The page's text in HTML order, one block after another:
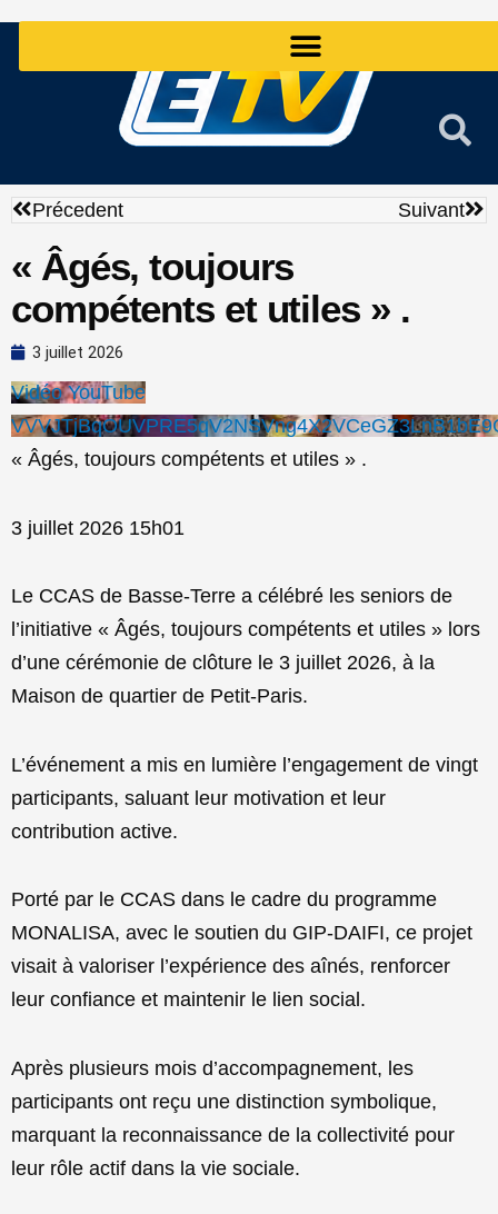
Précédent
Précedent Suivant
« Âgés, toujours
compétents et utiles » .
3 juillet 2026
Vidéo YouTube
« Âgés, toujours compétents et utiles » .
3 juillet 2026 15h01
Le CCAS de Basse-Terre a célébré les seniors de
l’initiative « Âgés, toujours compétents et utiles » lors
d’une cérémonie de clôture le 3 juillet 2026, à la
Maison de quartier de Petit-Paris.
L’événement a mis en lumière l’engagement de vingt
participants, saluant leur motivation et leur
contribution active.
Porté par le CCAS dans le cadre du programme
MONALISA, avec le soutien du GIP-DAIFI, ce projet
visait à valoriser l’expérience des aînés, renforcer
leur confiance et maintenir le lien social.
Après plusieurs mois d’accompagnement, les
participants ont reçu une distinction symbolique,
marquant la reconnaissance de la collectivité pour
leur rôle actif dans la vie sociale.